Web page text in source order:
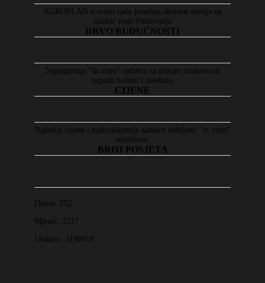
AGROPLAN u svom radu poseban akcenat stavlja na
odabir vrste Paulovnije
DRVO BUDUĆNOSTI
Najsigurnija "in vitro" sadnica sa niskim rizikom od
napada bolesti i insekata.
CIJENE
Najbolje cijene i najkvalitetnije sadnice dobijene "in vitro"
tehnikom.
BROJ POSJETA
Danas:
252
Mjesec:
2517
Ukupno:
1198919